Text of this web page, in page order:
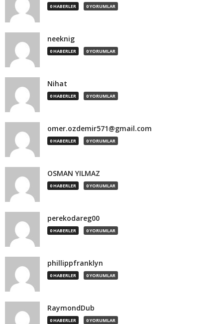
0 HABERLER 0 YORUMLAR
neeknig
0 HABERLER 0 YORUMLAR
Nihat
0 HABERLER 0 YORUMLAR
omer.ozdemir571@gmail.com
0 HABERLER 0 YORUMLAR
OSMAN YILMAZ
0 HABERLER 0 YORUMLAR
perekodareg00
0 HABERLER 0 YORUMLAR
phillippfranklyn
0 HABERLER 0 YORUMLAR
RaymondDub
0 HABERLER 0 YORUMLAR